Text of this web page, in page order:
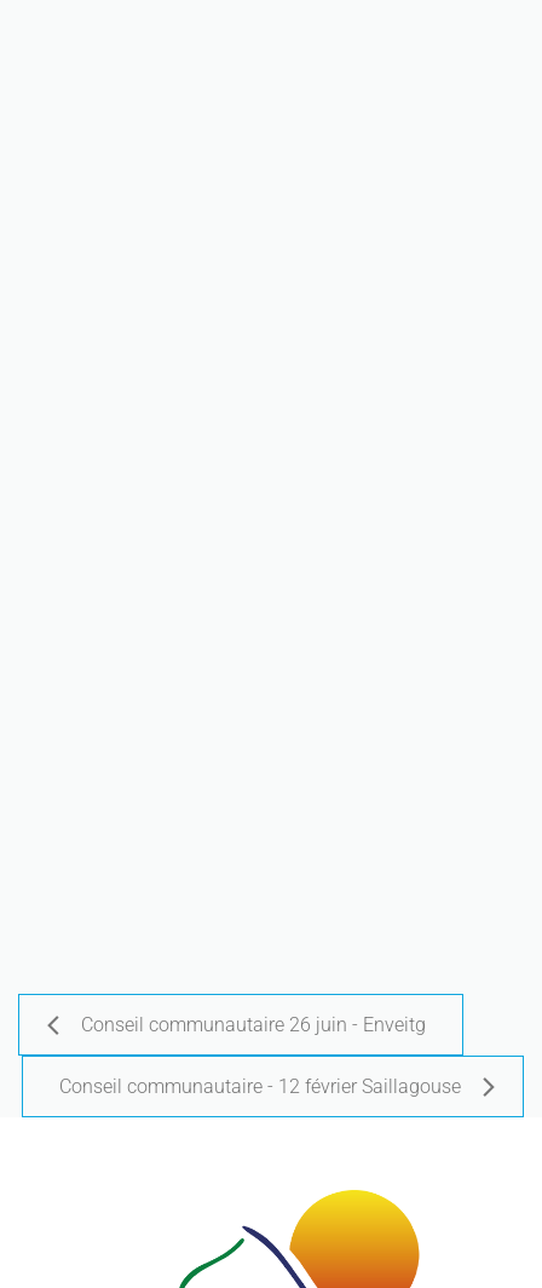
Conseil communautaire 26 juin - Enveitg
Conseil communautaire - 12 février Saillagouse